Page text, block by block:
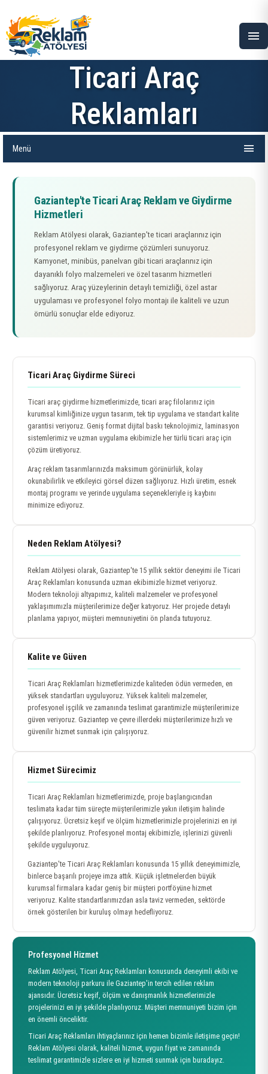
menu
Ticari Araç
Reklamları
Menü menu
Gaziantep'te Ticari Araç Reklam ve Giydirme
Hizmetleri
Reklam Atölyesi olarak, Gaziantep'te ticari araçlarınız için
profesyonel reklam ve giydirme çözümleri sunuyoruz.
Kamyonet, minibüs, panelvan gibi ticari araçlarınız için
dayanıklı folyo malzemeleri ve özel tasarım hizmetleri
sağlıyoruz. Araç yüzeylerinin detaylı temizliği, özel astar
uygulaması ve profesyonel folyo montajı ile kaliteli ve uzun
ömürlü sonuçlar elde ediyoruz.
Ticari Araç Giydirme Süreci
Ticari araç giydirme hizmetlerimizde, ticari araç filolarınız için
kurumsal kimliğinize uygun tasarım, tek tip uygulama ve standart kalite
garantisi veriyoruz. Geniş format dijital baskı teknolojimiz, laminasyon
sistemlerimiz ve uzman uygulama ekibimizle her türlü ticari araç için
çözüm üretiyoruz.
Araç reklam tasarımlarınızda maksimum görünürlük, kolay
okunabilirlik ve etkileyici görsel düzen sağlıyoruz. Hızlı üretim, esnek
montaj programı ve yerinde uygulama seçenekleriyle iş kaybını
minimize ediyoruz.
Neden Reklam Atölyesi?
Reklam Atölyesi olarak, Gaziantep'te 15 yıllık sektör deneyimi ile Ticari
Araç Reklamları konusunda uzman ekibimizle hizmet veriyoruz.
Modern teknoloji altyapımız, kaliteli malzemeler ve profesyonel
yaklaşımımızla müşterilerimize değer katıyoruz. Her projede detaylı
planlama yapıyor, müşteri memnuniyetini ön planda tutuyoruz.
Kalite ve Güven
Ticari Araç Reklamları hizmetlerimizde kaliteden ödün vermeden, en
yüksek standartları uyguluyoruz. Yüksek kaliteli malzemeler,
profesyonel işçilik ve zamanında teslimat garantimizle müşterilerimize
güven veriyoruz. Gaziantep ve çevre illerdeki müşterilerimize hızlı ve
güvenilir hizmet sunmak için çalışıyoruz.
Hizmet Sürecimiz
Ticari Araç Reklamları hizmetlerimizde, proje başlangıcından
teslimata kadar tüm süreçte müşterilerimizle yakın iletişim halinde
çalışıyoruz. Ücretsiz keşif ve ölçüm hizmetlerimizle projelerinizi en iyi
şekilde planlıyoruz. Profesyonel montaj ekibimizle, işlerinizi güvenli
şekilde uyguluyoruz.
Gaziantep'te Ticari Araç Reklamları konusunda 15 yıllık deneyimimizle,
binlerce başarılı projeye imza attık. Küçük işletmelerden büyük
kurumsal firmalara kadar geniş bir müşteri portföyüne hizmet
veriyoruz. Kalite standartlarımızdan asla taviz vermeden, sektörde
örnek gösterilen bir kuruluş olmayı hedefliyoruz.
Profesyonel Hizmet
Reklam Atölyesi, Ticari Araç Reklamları konusunda deneyimli ekibi ve
modern teknoloji parkuru ile Gaziantep'in tercih edilen reklam
ajansıdır. Ücretsiz keşif, ölçüm ve danışmanlık hizmetlerimizle
projelerinizi en iyi şekilde planlıyoruz. Müşteri memnuniyeti bizim için
en önemli önceliktir.
Ticari Araç Reklamları ihtiyaçlarınız için hemen bizimle iletişime geçin!
Reklam Atölyesi olarak, kaliteli hizmet, uygun fiyat ve zamanında
teslimat garantimizle sizlere en iyi hizmeti sunmak için buradayız.